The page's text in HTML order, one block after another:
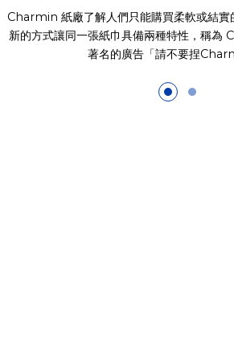
Charmin 紙廠了解人們只能購買柔軟或結實
新的方式讓同一張紙巾具備兩種特性，稱為
著名的廣告「請不要捏